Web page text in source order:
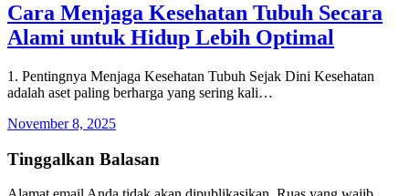
Cara Menjaga Kesehatan Tubuh Secara
Alami untuk Hidup Lebih Optimal
1. Pentingnya Menjaga Kesehatan Tubuh Sejak Dini Kesehatan
adalah aset paling berharga yang sering kali…
November 8, 2025
Tinggalkan Balasan